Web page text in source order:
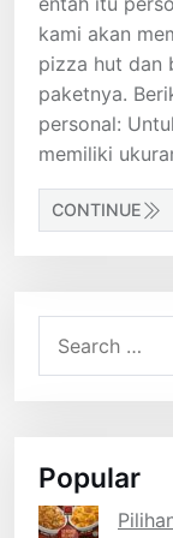
kami akan
pizza hut dan
paketnya.
personal:
memiliki
CONTINUE
for:
Popular